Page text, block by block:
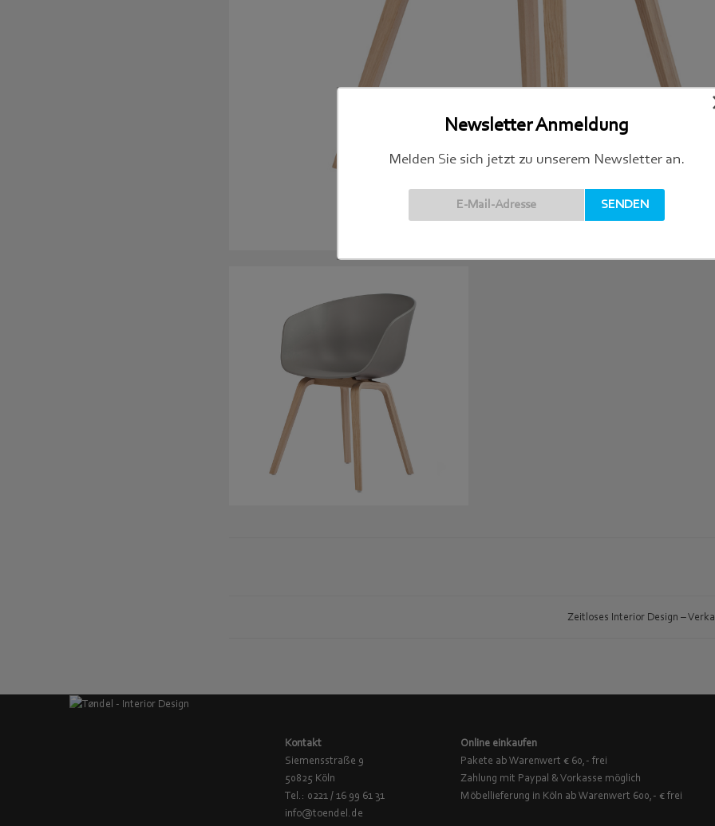
Zeitloses Interior Design –
Kontakt
Siemensstraße 9
50825 Köln
Tel.: 0221 / 16 99 61 31
info@toendel.de
Online einkaufen
Pakete ab Warenwert € 60,- frei
Zahlung mit Paypal & Vorkasse möglich
Möbellieferung in Köln ab Warenwert 600,- € frei
Newsletter Anmeldung
Melden Sie sich jetzt zu unserem Newsletter an.